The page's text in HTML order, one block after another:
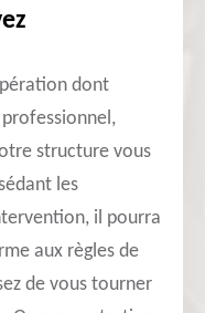
dont
professionnel,
structure vous
les
il pourra
aux règles de
de vous tourner